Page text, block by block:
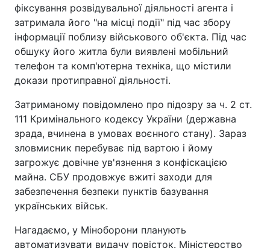
фіксування розвідувальної діяльності агента і
затримала його "на місці події" під час збору
інформації поблизу військового об'єкта. Під час
обшуку його житла були виявлені мобільний
телефон та комп'ютерна техніка, що містили
докази протиправної діяльності.
Затриманому повідомлено про підозру за ч. 2 ст.
111 Кримінального кодексу України (державна
зрада, вчинена в умовах воєнного стану). Зараз
зловмисник перебуває під вартою і йому
загрожує довічне ув'язнення з конфіскацією
майна. СБУ продовжує вжиті заходи для
забезпечення безпеки пунктів базування
українських військ.
Нагадаємо, у Міноборони планують
автоматизувати видачу повісток. Міністерство